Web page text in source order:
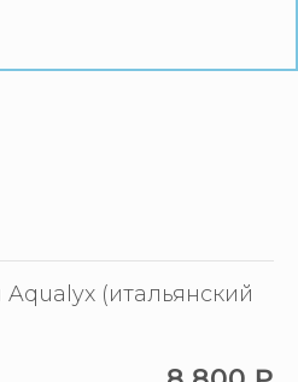
(итальянский